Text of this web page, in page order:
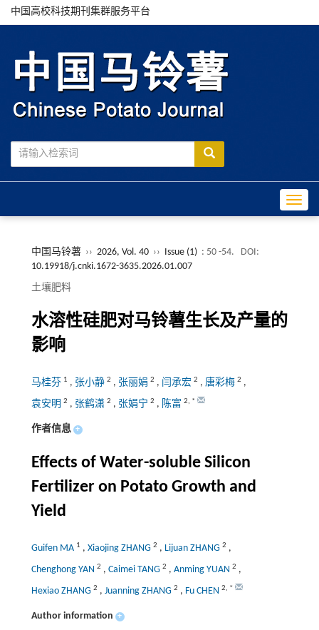
中国高校科技期刊集群服务平台
中国马铃薯 ›› 2026, Vol. 40 ›› Issue (1) : 50 -54.
DOI:
10.19918/j.cnki.1672-3635.2026.01.007
土壤肥料
水溶性硅肥对马铃薯生长及产量的
影响
马桂芬 1 , 张小静 2 , 张丽娟 2 , 闫承宏 2 , 唐彩梅 2 ,
袁安明 2 , 张鹤潇 2 , 张娟宁 2 , 陈富 2, *
作者信息 +
Effects of Water-soluble Silicon
Fertilizer on Potato Growth and
Yield
Guifen MA 1 , Xiaojing ZHANG 2 , Lijuan ZHANG 2 ,
Chenghong YAN 2 , Caimei TANG 2 , Anming YUAN 2 ,
Hexiao ZHANG 2 , Juanning ZHANG 2 , Fu CHEN 2, *
Author information +